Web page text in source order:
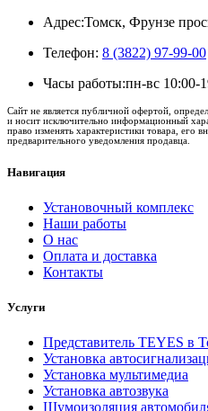
Адрес:Томск, Фрунзе
Телефон: 8 (3822) 97-99-00
Часы работы:пн-вс 10:00-
Сайт не является публичной офертой,
и носит исключительно информационный
право изменять характеристики товара, его
предварительного уведомления продавца.
Навигация
Установочный комплекс
Наши работы
О нас
Оплата и доставка
Контакты
Услуги
Представитель TEYES в
Установка
Установка мультимедиа
Установка автозвука
Шумоизоляция